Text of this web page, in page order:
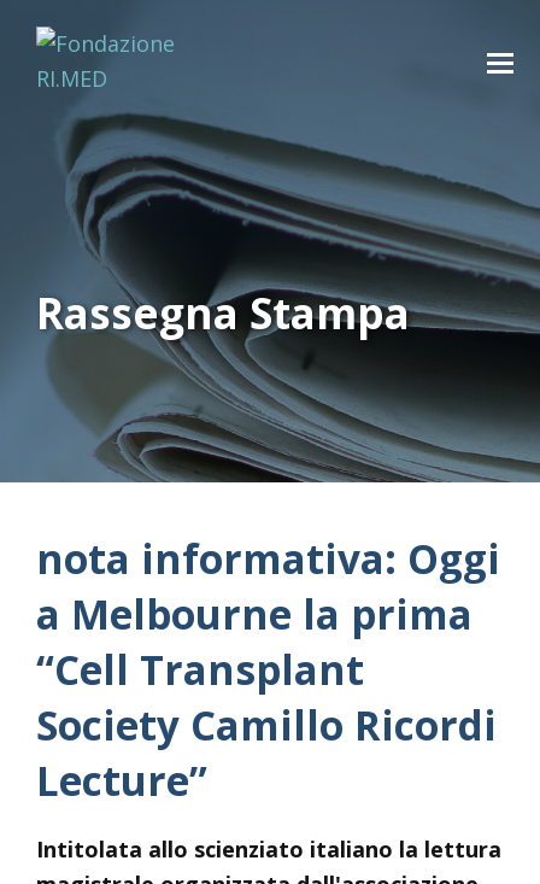
Rassegna Stampa
nota informativa: Oggi
a Melbourne la prima
“Cell Transplant
Society Camillo Ricordi
Lecture”
Intitolata allo scienziato italiano la lettura